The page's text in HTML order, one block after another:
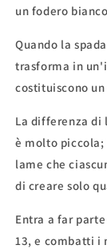
un fodero
Quando la
trasforma in
costituiscono un
La differenza di
è molto
lame che
di creare solo
Entra a far
13, e combatti i